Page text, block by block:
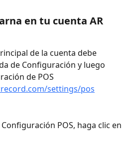
en tu cuenta AR
de la cuenta debe
de Configuración y luego
de POS
settings/pos
POS, haga clic en